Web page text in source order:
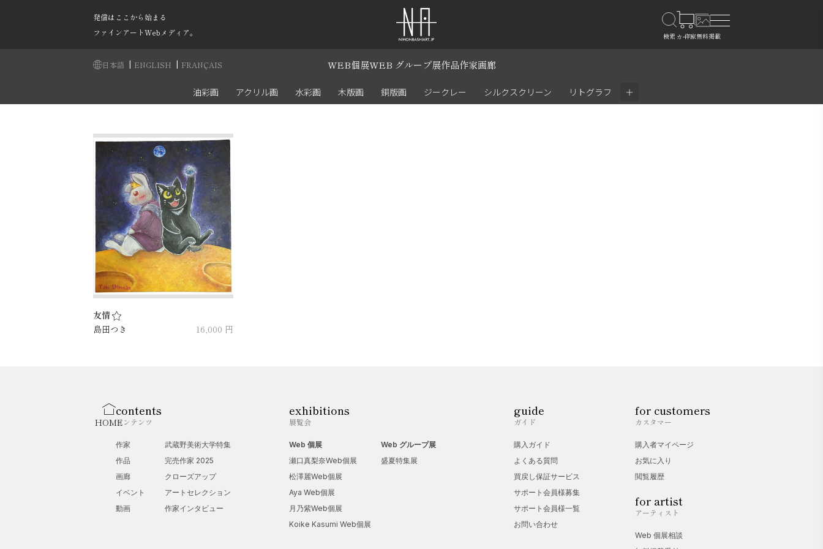
発信はここから始まる
ファインアートWebメディア。
日本語 | ENGLISH | FRANÇAIS WEB個展WEB グループ展作品作家画廊
油彩画 アクリル画 水彩画 木版画 銅版画 ジークレー シルクスクリーン リトグラフ ＋
友情
島田つき
16,000 円
HOME
contents
コンテンツ
作家
作品
画廊
イベント
動画
武蔵野美術大学特集
完売作家 2025
クローズアップ
アートセレクション
作家インタビュー
exhibitions
展覧会
Web 個展
瀬口真梨奈Web個展
松澤麗Web個展
Aya Web個展
月乃紫Web個展
Koike Kasumi Web個展
Web グループ展
盛夏特集展
guide
ガイド
購入ガイド
よくある質問
買戻し保証サービス
サポート会員様募集
サポート会員様一覧
お問い合わせ
for customers
カスタマー
購入者マイページ
お気に入り
閲覧履歴
for artist
アーティスト
Web 個展相談